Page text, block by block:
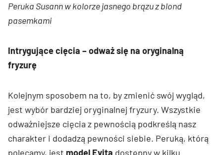
Peruka Susann w kolorze jasnego brązu z blond
pasemkami
Intrygujące cięcia – odważ się na oryginalną
fryzurę
Kolejnym sposobem na to, by zmienić swój wygląd,
jest wybór bardziej oryginalnej fryzury. Wszystkie
odważniejsze cięcia z pewnością podkreślą nasz
charakter i dodadzą pewności siebie. Peruką, którą
polecamy, jest model Evita dostępny w kilku